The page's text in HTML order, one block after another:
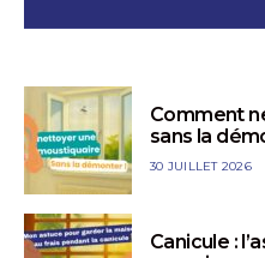
Comment
sans la
30 JUILLET 2026
Canicule :